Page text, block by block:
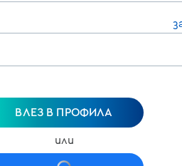
ВЛЕЗ В ПРОФИЛА
или